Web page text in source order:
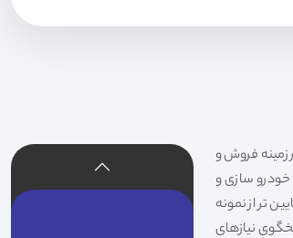
و دستگاه های صنعتی و فیلتر های خاص با 20 سال سابقه در زمینه فروش و
خودرو سازی و
تر از نمونه
نیازهای